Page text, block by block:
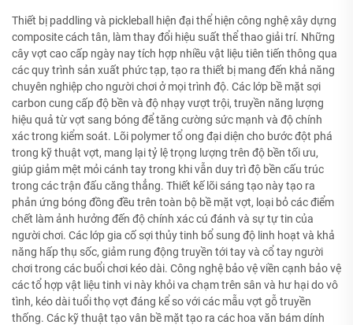
Thiết bị paddling và pickleball hiện đại thể hiện công nghệ xây dựng
composite cách tân, làm thay đổi hiệu suất thể thao giải trí. Những
cây vợt cao cấp ngày nay tích hợp nhiều vật liệu tiên tiến thông qua
các quy trình sản xuất phức tạp, tạo ra thiết bị mang đến khả năng
chuyên nghiệp cho người chơi ở mọi trình độ. Các lớp bề mặt sợi
carbon cung cấp độ bền và độ nhạy vượt trội, truyền năng lượng
hiệu quả từ vợt sang bóng để tăng cường sức mạnh và độ chính
xác trong kiểm soát. Lõi polymer tổ ong đại diện cho bước đột phá
trong kỹ thuật vợt, mang lại tỷ lệ trọng lượng trên độ bền tối ưu,
giúp giảm mệt mỏi cánh tay trong khi vẫn duy trì độ bền cấu trúc
trong các trận đấu căng thẳng. Thiết kế lõi sáng tạo này tạo ra
phản ứng bóng đồng đều trên toàn bộ bề mặt vợt, loại bỏ các điểm
chết làm ảnh hưởng đến độ chính xác cú đánh và sự tự tin của
người chơi. Các lớp gia cố sợi thủy tinh bổ sung độ linh hoạt và khả
năng hấp thụ sốc, giảm rung động truyền tới tay và cổ tay người
chơi trong các buổi chơi kéo dài. Công nghệ bảo vệ viền cạnh bảo vệ
các tổ hợp vật liệu tinh vi này khỏi va chạm trên sân và hư hại do vô
tình, kéo dài tuổi thọ vợt đáng kể so với các mẫu vợt gỗ truyền
thống. Các kỹ thuật tạo vân bề mặt tạo ra các hoa văn bám dính